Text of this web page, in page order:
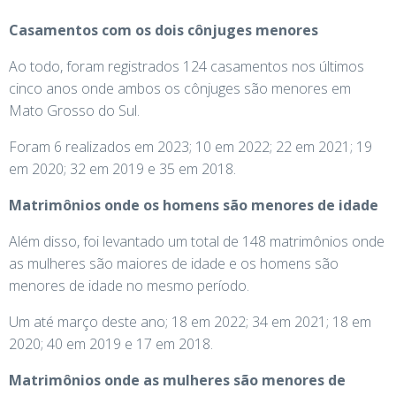
Casamentos com os dois cônjuges menores
Ao todo, foram registrados 124 casamentos nos últimos
cinco anos onde ambos os cônjuges são menores em
Mato Grosso do Sul.
Foram 6 realizados em 2023; 10 em 2022; 22 em 2021; 19
em 2020; 32 em 2019 e 35 em 2018.
Matrimônios onde os homens são menores de idade
Além disso, foi levantado um total de 148 matrimônios onde
as mulheres são maiores de idade e os homens são
menores de idade no mesmo período.
Um até março deste ano; 18 em 2022; 34 em 2021; 18 em
2020; 40 em 2019 e 17 em 2018.
Matrimônios onde as mulheres são menores de